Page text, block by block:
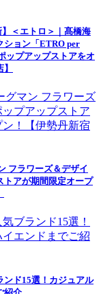
】＜エトロ＞｜髙橋海
ション「ETRO per
ップアップストアをオ
フラワーズ＆デザイ
トアが期間限定オープ
ンド15選！カジュアル